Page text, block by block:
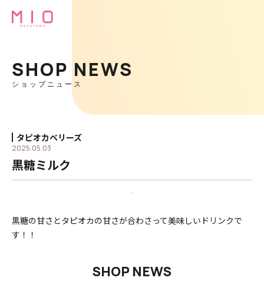
SHOP NEWS
ショップニュース
タピオカベリーズ
2025.05.03
黒糖ミルク
黒糖の甘さとタピオカの甘さが合わさって美味しいドリンクで
す！！
SHOP NEWS